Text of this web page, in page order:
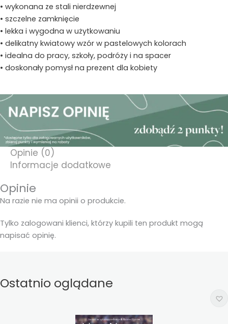
• wykonana ze stali nierdzewnej
• szczelne zamknięcie
• lekka i wygodna w użytkowaniu
• delikatny kwiatowy wzór w pastelowych kolorach
• idealna do pracy, szkoły, podróży i na spacer
• doskonały pomysł na prezent dla kobiety
Opinie (0)
Informacje dodatkowe
Opinie
Na razie nie ma opinii o produkcie.
Tylko zalogowani klienci, którzy kupili ten produkt mogą
napisać opinię.
Ostatnio oglądane